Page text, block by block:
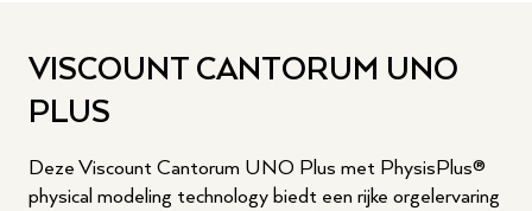
VISCOUNT CANTORUM UNO
PLUS
Deze Viscount Cantorum UNO Plus met PhysisPlus®
physical modeling technology biedt een rijke orgelervaring